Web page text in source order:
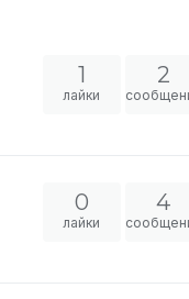
1
лайки
2
0
лайки
4